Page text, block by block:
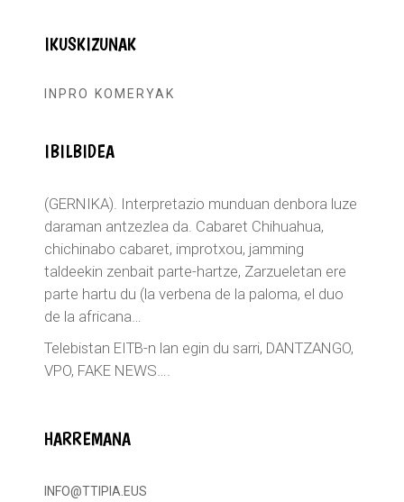
IKUSKIZUNAK
INPRO KOMERYAK
IBILBIDEA
(GERNIKA). Interpretazio munduan denbora luze
daraman antzezlea da. Cabaret Chihuahua,
chichinabo cabaret, improtxou, jamming
taldeekin zenbait parte-hartze, Zarzueletan ere
parte hartu du (la verbena de la paloma, el duo
de la africana…
Telebistan EITB-n lan egin du sarri, DANTZANGO,
VPO, FAKE NEWS….
HARREMANA
INFO@TTIPIA.EUS